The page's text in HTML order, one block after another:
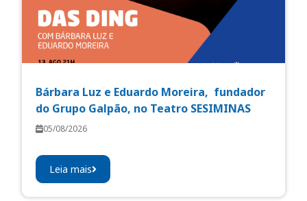
Bárbara Luz e Eduardo Moreira, fundador
do Grupo Galpão, no Teatro SESIMINAS
05/08/2026
Leia mais